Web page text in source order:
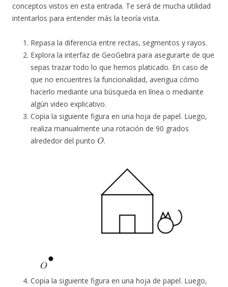
conceptos vistos en esta entrada. Te será de mucha utilidad
intentarlos para entender más la teoría vista.
Repasa la diferencia entre rectas, segmentos y rayos.
Explora la interfaz de GeoGebra para asegurarte de que
sepas trazar todo lo que hemos platicado. En caso de
que no encuentres la funcionalidad, averigua cómo
hacerlo mediante una búsqueda en línea o mediante
algún video explicativo.
Copia la siguiente figura en una hoja de papel. Luego,
realiza manualmente una rotación de 90 grados
alrededor del punto
O
.
Copia la siguiente figura en una hoja de papel. Luego,